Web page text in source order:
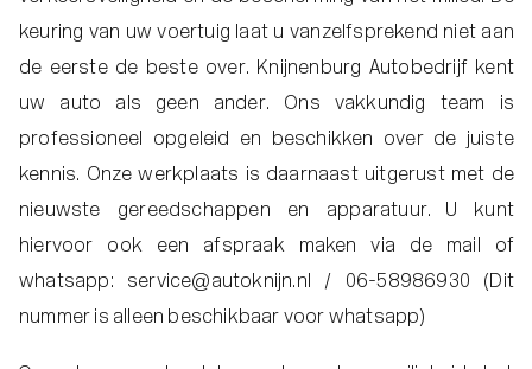
keuring van uw voertuig laat u vanzelfsprekend niet aan
de eerste de beste over. Knijnenburg Autobedrijf kent
uw auto als geen ander. Ons vakkundig team is
professioneel opgeleid en beschikken over de juiste
kennis. Onze werkplaats is daarnaast uitgerust met de
nieuwste gereedschappen en apparatuur. U kunt
hiervoor ook een afspraak maken via de mail of
whatsapp: service@autoknijn.nl / 06-58986930 (Dit
nummer is alleen beschikbaar voor whatsapp)